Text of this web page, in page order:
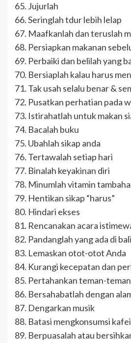
65. Jujurlah
66. Seringlah tdur lebih lelap
67. Maafkanlah dan teruslah
68. Persiapkan makanan
69. Perbaiki dan belilah yang
70. Bersiaplah kalau harus
71. Tak usah selalu benar &
72. Pusatkan perhatian pada
73. Istirahatlah untuk makan
74. Bacalah buku
75. Ubahlah sikap anda
76. Tertawalah setiap hari
77. Binalah keyakinan diri
78. Minumlah vitamin
79. Hentikan sikap “harus”
80. Hindari ekses
81. Rencanakan acara
82. Pandanglah yang ada di
83. Lemaskan otot-otot Anda
84. Kurangi kecepatan dan
85. Pertahankan teman-
86. Bersahabatlah dengan
87. Dengarkan musik
88. Batasi mengkonsumsi
89. Berpuasalah atau